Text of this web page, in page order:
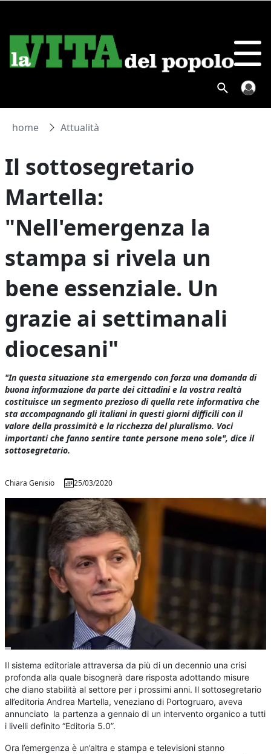
home Attualità
Il sottosegretario
Martella:
"Nell'emergenza la
stampa si rivela un
bene essenziale. Un
grazie ai settimanali
diocesani"
"In questa situazione sta emergendo con forza una domanda di
buona informazione da parte dei cittadini e la vostra realtà
costituisce un segmento prezioso di quella rete informativa che
sta accompagnando gli italiani in questi giorni difficili con il
valore della prossimità e la ricchezza del pluralismo. Voci
importanti che fanno sentire tante persone meno sole", dice il
sottosegretario.
Chiara Genisio 25/03/2020
Il sistema editoriale attraversa da più di un decennio una crisi
profonda alla quale bisognerà dare risposta adottando misure
che diano stabilità al settore per i prossimi anni. Il sottosegretario
all’editoria Andrea Martella, veneziano di Portogruaro, aveva
annunciato la partenza a gennaio di un intervento organico a tutti
i livelli definito “Editoria 5.0”.
Ora l’emergenza è un’altra e stampa e televisioni stanno